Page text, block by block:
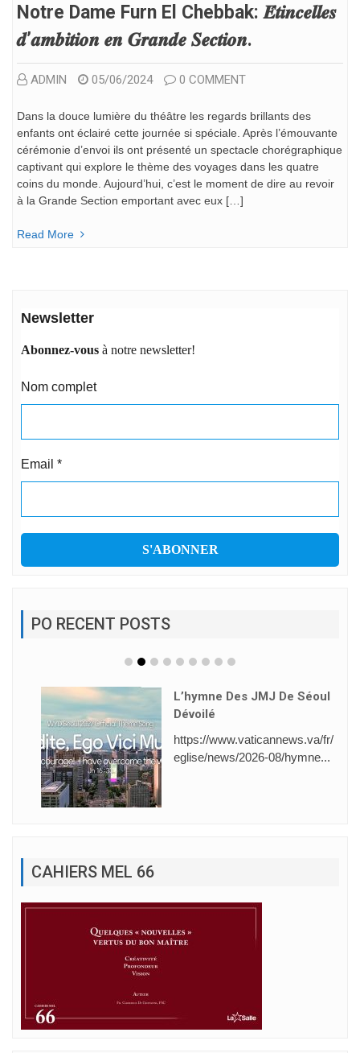
Notre Dame Furn El Chebbak: 𝑬́𝒕𝒊𝒏𝒄𝒆𝒍𝒍𝒆𝒔
𝒅’𝒂𝒎𝒃𝒊𝒕𝒊𝒐𝒏 𝒆𝒏 𝑮𝒓𝒂𝒏𝒅𝒆 𝑺𝒆𝒄𝒕𝒊𝒐𝒏.
ADMIN 05/06/2024 0 COMMENT
Dans la douce lumière du théâtre les regards brillants des
enfants ont éclairé cette journée si spéciale. Après l’émouvante
cérémonie d’envoi ils ont présenté un spectacle chorégraphique
captivant qui explore le thème des voyages dans les quatre
coins du monde. Aujourd’hui, c’est le moment de dire au revoir
à la Grande Section emportant avec eux […]
Read More
Newsletter
Abonnez-vous à notre newsletter!
Nom complet
Email *
PO RECENT POSTS
L’hymne Des JMJ De Séoul
Dévoilé
https://www.vaticannews.va/fr/
eglise/news/2026-08/hymne...
CAHIERS MEL 66